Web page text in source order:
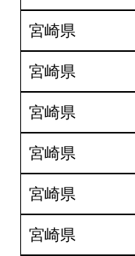
宮崎県
宮崎県
宮崎県
宮崎県
宮崎県
宮崎県